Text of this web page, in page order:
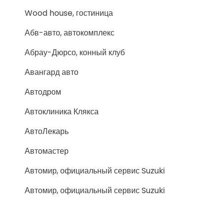
Wood house, гостиница
Абв-авто, автокомплекс
Абрау-Дюрсо, конный клуб
Авангард авто
Автодром
Автоклиника Клякса
АвтоЛекарь
Автомастер
Автомир, официальный сервис Suzuki
Автомир, официальный сервис Suzuki